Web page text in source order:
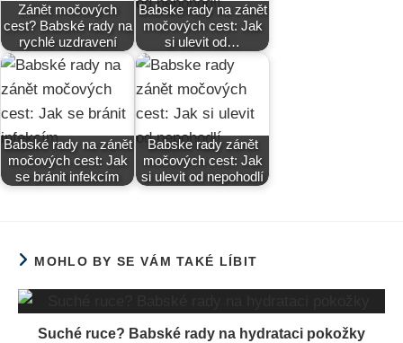
Zánět močových
cest? Babské rady na
rychlé uzdravení
Babske rady na zánět
močových cest: Jak
si ulevit od…
Babské rady na zánět
močových cest: Jak
se bránit infekcím
Babske rady zánět
močových cest: Jak
si ulevit od nepohodlí
MOHLO BY SE VÁM TAKÉ LÍBIT
Suché ruce? Babské rady na hydrataci pokožky